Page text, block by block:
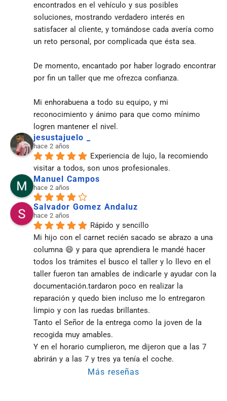
encontrados en el vehículo y sus posibles
soluciones, mostrando verdadero interés en
satisfacer al cliente, y tomándose cada avería como
un reto personal, por complicada que ésta sea.
De momento, encantado por haber logrado encontrar
por fin un taller que me ofrezca confianza.
Mi enhorabuena a todo su equipo, y mi
reconocimiento y ánimo para que como mínimo
logren mantener el nivel.
jesustajuelo _
hace 2 años
Experiencia de lujo, la recomiendo
visitar a todos, son unos profesionales.
Manuel Campos
hace 2 años
Salvador Gomez Andaluz
hace 2 años
Rápido y sencillo
Mi hijo con el carnet recién sacado se abrazo a una
columna 😄 y para que aprendiera le mandé hacer
todos los trámites el busco el taller y lo llevo en el
taller fueron tan amables de indicarle y ayudar con la
documentación.tardaron poco en realizar la
reparación y quedo bien incluso me lo entregaron
limpio y con las ruedas brillantes.
Tanto el Señor de la entrega como la joven de la
recogida muy amables.
Y en el horario cumplieron, me dijeron que a las 7
abrirán y a las 7 y tres ya tenía el coche.
Más reseñas